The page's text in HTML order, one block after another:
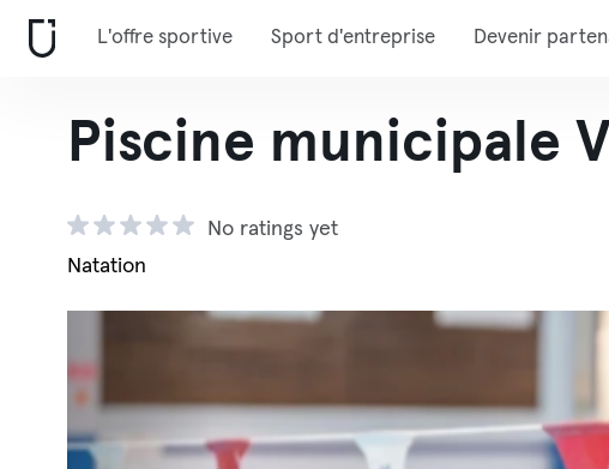
L'offre sportive Sport d'entreprise Devenir
Piscine municipale
No ratings yet
Natation